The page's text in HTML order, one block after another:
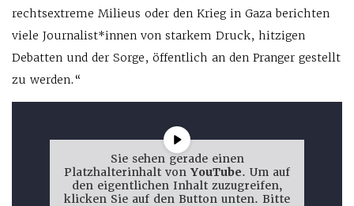
rechtsextreme Milieus oder den Krieg in Gaza berichten
viele Journalist*innen von starkem Druck, hitzigen
Debatten und der Sorge, öffentlich an den Pranger gestellt
zu werden.“
Sie sehen gerade einen
Platzhalterinhalt von YouTube. Um auf
den eigentlichen Inhalt zuzugreifen,
klicken Sie auf den Button unten. Bitte